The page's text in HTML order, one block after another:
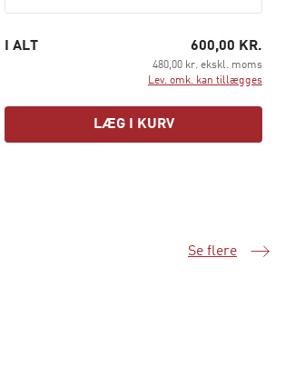
I ALT 600,00 KR.
480,00 kr. ekskl. moms
Lev. omk. kan tillægges
LÆG I KURV
Se flere
Samme serie